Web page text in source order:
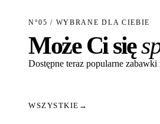
N°05 / WYBRANE DLA CIEBIE
Może Ci się
Dostępne teraz popularne
WSZYSTKIE →